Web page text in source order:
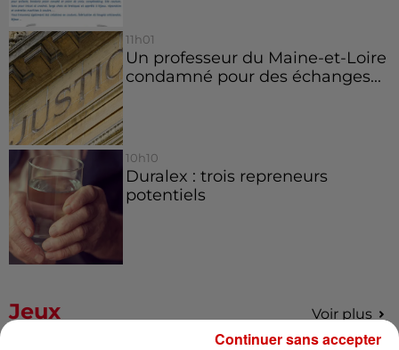
11h01
Un professeur du Maine-et-Loire
condamné pour des échanges...
10h10
Duralex : trois repreneurs
potentiels
Jeux Voir plus
Continuer sans accepter